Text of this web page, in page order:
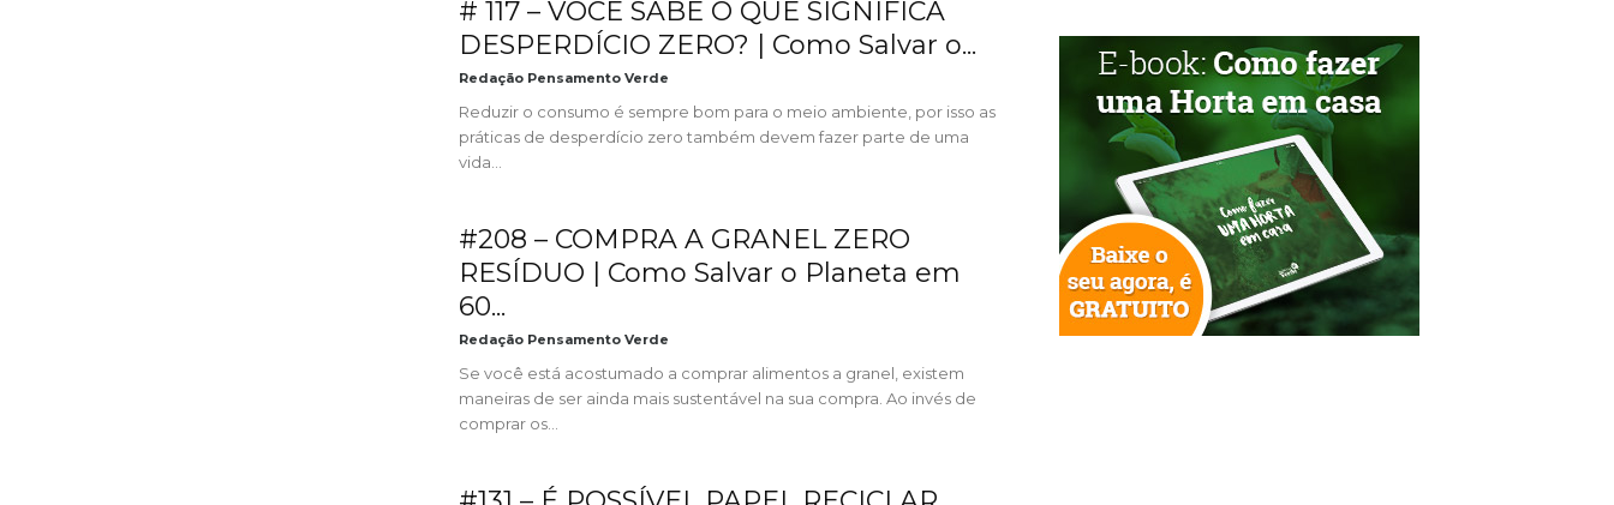
# 117 – VOCÊ SABE O QUE SIGNIFICA
DESPERDÍCIO ZERO? | Como Salvar o...
Redação Pensamento Verde
Reduzir o consumo é sempre bom para o meio ambiente, por isso as
práticas de desperdício zero também devem fazer parte de uma
vida...
#208 – COMPRA A GRANEL ZERO
RESÍDUO | Como Salvar o Planeta em
60...
Redação Pensamento Verde
Se você está acostumado a comprar alimentos a granel, existem
maneiras de ser ainda mais sustentável na sua compra. Ao invés de
comprar os...